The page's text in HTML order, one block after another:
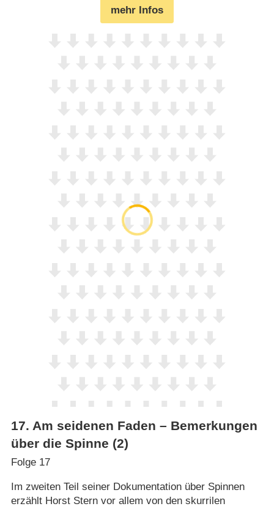
mehr Infos
17. Am seidenen Faden – Bemerkungen
über die Spinne (2)
Folge 17
Im zweiten Teil seiner Dokumentation über Spinnen
erzählt Horst Stern vor allem von den skurrilen